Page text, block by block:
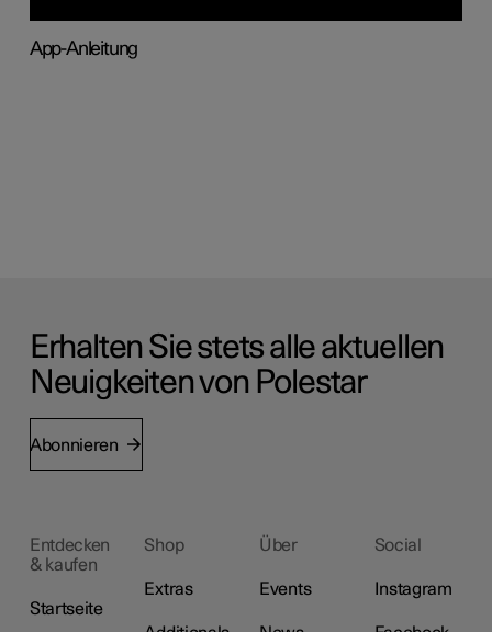
App-Anleitung
Erhalten Sie stets alle aktuellen
Neuigkeiten von Polestar
Abonnieren
Entdecken
& kaufen
Startseite
Shop
Extras
Über
Events
Social
Instagram